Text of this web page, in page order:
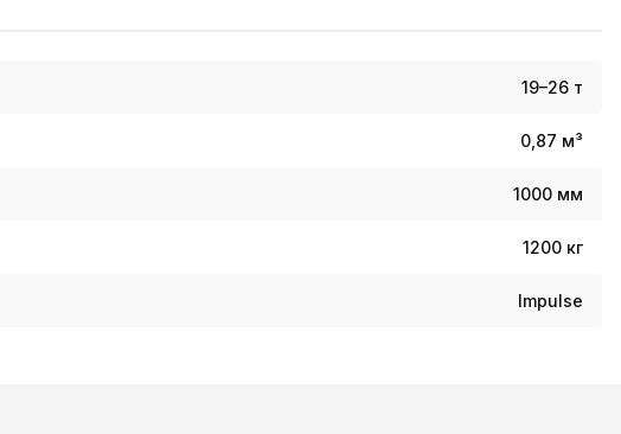
19–26 т
0,87 м³
1000 мм
1200 кг
Impulse